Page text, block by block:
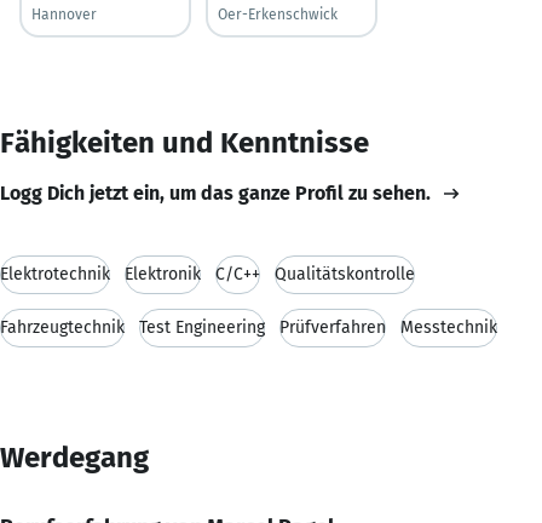
Hannover
Oer-Erkenschwick
Fähigkeiten und Kenntnisse
Logg Dich jetzt ein, um das ganze Profil zu sehen.
Elektrotechnik Elektronik C/C++ Qualitätskontrolle
Fahrzeugtechnik Test Engineering Prüfverfahren Messtechnik
Werdegang